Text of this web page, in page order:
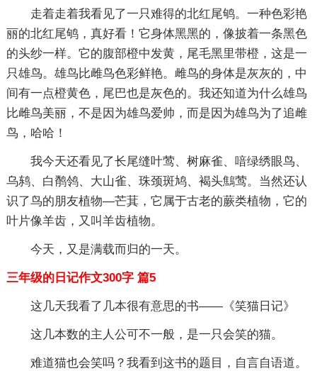
走着走着我看见了一只难得的北红尾鸲。一种色彩艳
丽的北红尾鸲，真好看！它身体黑黑的，像披着一条黑色
的头纱一样。它的腹部橙中发黄，尾毛黑里带橙，这是一
只雄鸟。雄鸟比雌鸟色彩鲜艳。雌鸟的身体是灰灰的，中
间有一点橙黄色，尾巴也是灰色的。我还知道为什么雄鸟
比雌鸟美丽，不是因为雄鸟爱帅，而是因为雄鸟为了追雌
鸟，哈哈！
我今天还看见了长尾缝叶莺、树麻雀、喑绿绣眼鸟、
乌鸫、白鹡鸰、大山雀、珠颈斑鸠、褐头鷦莺。当然还认
识了鸟的朋友植物—芒萁，它属于古老的蕨类植物，它的
叶片像羊齿，又叫羊齿植物。
今天，又是满载而归的一天。
三年级的日记作文300字 篇5
这几天我看了几本很有意思的书——《笑猫日记》
这几本数的主人公可不一般，是一只会笑的猫。
难道猫也会笑吗？我看到这书的题目，自言自语道。